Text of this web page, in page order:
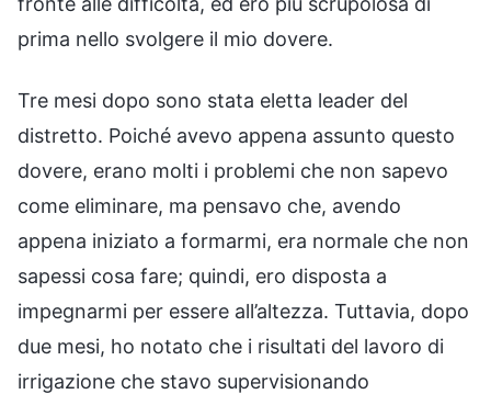
prima nello svolgere il mio dovere.
Tre mesi dopo sono stata eletta leader del
distretto. Poiché avevo appena assunto questo
dovere, erano molti i problemi che non sapevo
come eliminare, ma pensavo che, avendo
appena iniziato a formarmi, era normale che non
sapessi cosa fare; quindi, ero disposta a
impegnarmi per essere all’altezza. Tuttavia, dopo
due mesi, ho notato che i risultati del lavoro di
irrigazione che stavo supervisionando